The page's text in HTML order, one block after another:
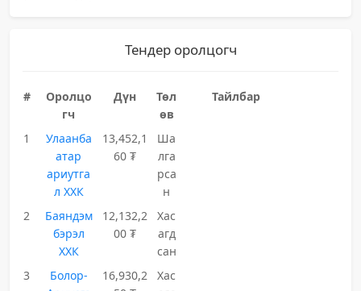
Тендер оролцогч
#
Оролцо
гч
Дүн
Төл
өв
Тайлбар
1
Улаанба
атар
ариутга
л ХХК
13,452,1
60 ₮
Ша
лга
рса
н
2
Баяндэм
бэрэл
ХХК
12,132,2
00 ₮
Хас
агд
сан
3
Болор-
16,930,2
Хас